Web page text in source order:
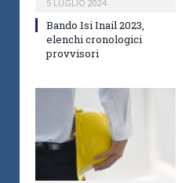
5 LUGLIO 2024
Bando Isi Inail 2023,
elenchi cronologici
provvisori